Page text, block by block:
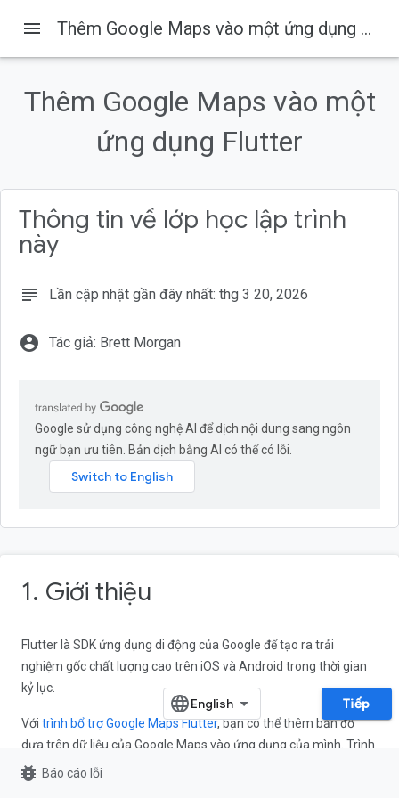
Trên trang này
Sản phẩm bạn sẽ tạo ra
Thêm trình bổ trợ Google Maps Flutter làm phần phụ thuộc
menu Thêm Google Maps vào một ứng dụng Flutter
Thêm Google Maps vào một
ứng dụng Flutter
Thông tin về lớp học lập trình
này
subject Lần cập nhật gần đây nhất: thg 3 20, 2026
account_circle Tác giả: Brett Morgan
Google sử dụng công nghệ AI để dịch nội dung sang ngôn
ngữ bạn ưu tiên. Bản dịch bằng AI có thể có lỗi.
1. Giới thiệu
Flutter là SDK ứng dụng di động của Google để tạo ra trải
nghiệm gốc chất lượng cao trên iOS và Android trong thời gian
kỷ lục.
Với trình bổ trợ Google Maps Flutter, bạn có thể thêm bản đồ
dựa trên dữ liệu của Google Maps vào ứng dụng của mình. Trình
bổ trợ này tự động xử lý quyền truy cập vào các máy chủ Google
Tiếp
bug_report Báo cáo lỗi